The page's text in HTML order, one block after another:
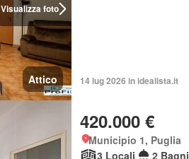
Visualizza foto
Attico 14 lug 2026 in idealista.it
420.000 €
Municipio 1, Puglia
3 Locali
2 Bagni